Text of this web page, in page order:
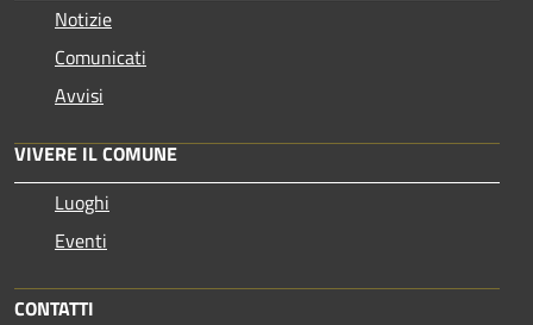
Notizie
Comunicati
Avvisi
VIVERE IL COMUNE
Luoghi
Eventi
CONTATTI